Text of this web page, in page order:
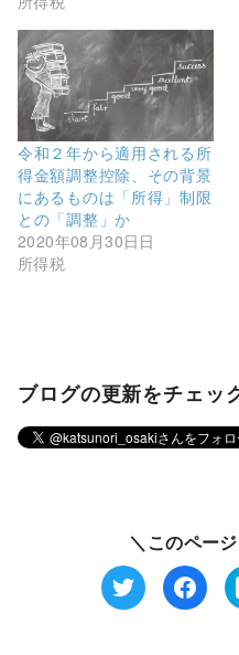
ウ
で
開
き
ま
す
)
(
新
し
い
ィ
ン
ド
ウ
で
開
き
ま
す
)
ン
ド
ウ
で
開
き
ま
す
)
令和２年から適用される所
得金額調整控除、その背景
にあるものは「所得」制限
との「調整」か
2020年08月30日日
所得税
ブログの更新をチェッ
＼このペー